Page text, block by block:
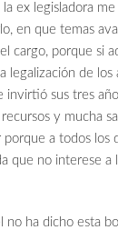
ex legisladora
en que temas
cargo, porque si
legalización de los
invirtió sus tres
y mucha
a todos los
que no interese a
no ha dicho esta